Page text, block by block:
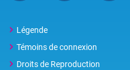
Légende
Témoins de connexion
Droits de Reproduction